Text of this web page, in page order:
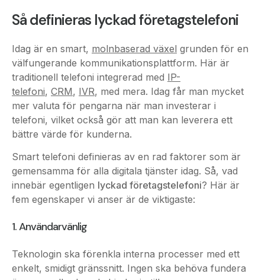
Idag är en smart, molnbaserad växelgrunden för en
traditionell telefoni integrerad medIP-
telefoni,CRM, IVR, med mera. Idag får man mycket
mer valuta för pengarna när man investerar i
telefoni, vilket också gör att man kan leverera ett
bättre värde för kunderna.
Smart telefoni definieras av en rad faktorer som är
gemensamma för alla digitala tjänster idag. Så, vad
innebär egentligenlyckad företagstelefoni? Här är
fem egenskaper vi anser är de viktigaste:
1. Användarvänlig
Teknologin ska förenkla interna processer med ett
över var eller hur de bjuder in till en
telefonkonferens. Det ska vara så pass